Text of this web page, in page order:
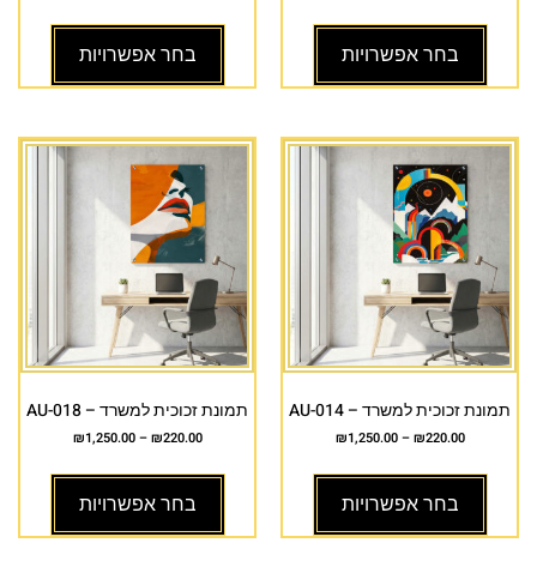
בחר אפשרויות בחר אפשרויות
תמונת זכוכית למשרד – AU-014
₪220.00
–
₪1,250.00
בחר אפשרויות
תמונת זכוכית למשרד – AU-018
₪220.00
–
₪1,250.00
בחר אפשרויות